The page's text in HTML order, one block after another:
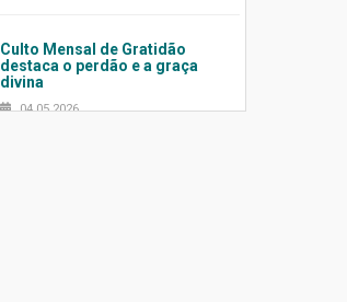
Culto Mensal de Gratidão
destaca o perdão e a graça
divina
04.05.2026